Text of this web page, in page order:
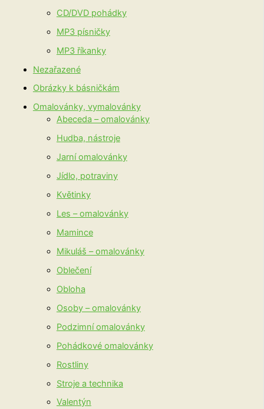
CD/DVD pohádky
MP3 písničky
MP3 říkanky
Nezařazené
Obrázky k básničkám
Omalovánky, vymalovánky
Abeceda – omalovánky
Hudba, nástroje
Jarní omalovánky
Jídlo, potraviny
Květinky
Les – omalovánky
Mamince
Mikuláš – omalovánky
Oblečení
Obloha
Osoby – omalovánky
Podzimní omalovánky
Pohádkové omalovánky
Rostliny
Stroje a technika
Valentýn